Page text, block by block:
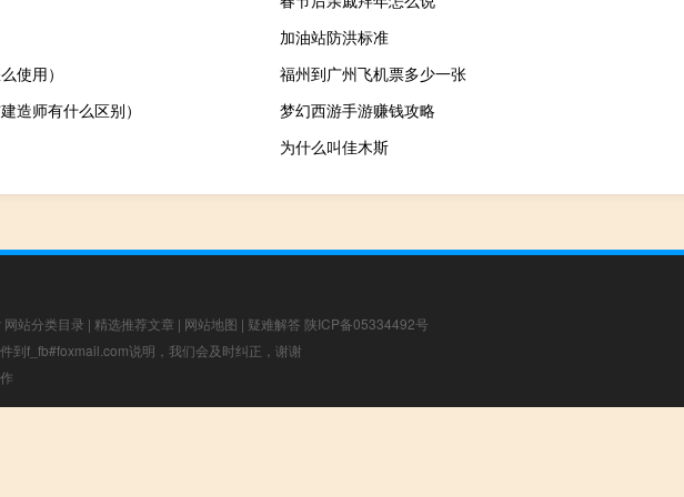
加油站防洪标准
使用）
福州到广州飞机票多少一张
造师有什么区别）
梦幻西游手游赚钱攻略
为什么叫佳木斯
网站分类目录 | 精选推荐文章 | 网站地图 | 疑难解答 陕ICP备05334492号
到f_fb#foxmail.com说明，我们会及时纠正，谢谢